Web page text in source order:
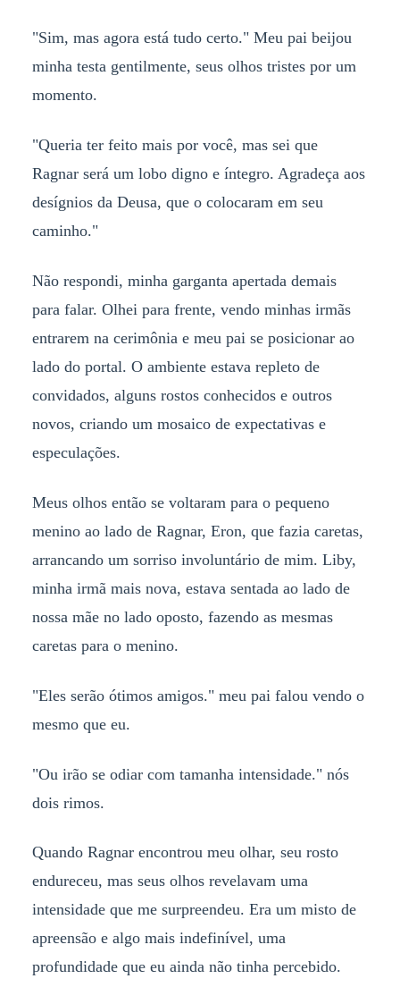
"Sim, mas agora está tudo certo." Meu pai beijou
minha testa gentilmente, seus olhos tristes por um
momento.
"Queria ter feito mais por você, mas sei que
Ragnar será um lobo digno e íntegro. Agradeça aos
desígnios da Deusa, que o colocaram em seu
caminho."
Não respondi, minha garganta apertada demais
para falar. Olhei para frente, vendo minhas irmãs
entrarem na cerimônia e meu pai se posicionar ao
lado do portal. O ambiente estava repleto de
convidados, alguns rostos conhecidos e outros
novos, criando um mosaico de expectativas e
especulações.
Meus olhos então se voltaram para o pequeno
menino ao lado de Ragnar, Eron, que fazia caretas,
arrancando um sorriso involuntário de mim. Liby,
minha irmã mais nova, estava sentada ao lado de
nossa mãe no lado oposto, fazendo as mesmas
caretas para o menino.
"Eles serão ótimos amigos." meu pai falou vendo o
mesmo que eu.
"Ou irão se odiar com tamanha intensidade." nós
dois rimos.
Quando Ragnar encontrou meu olhar, seu rosto
endureceu, mas seus olhos revelavam uma
intensidade que me surpreendeu. Era um misto de
apreensão e algo mais indefinível, uma
profundidade que eu ainda não tinha percebido.